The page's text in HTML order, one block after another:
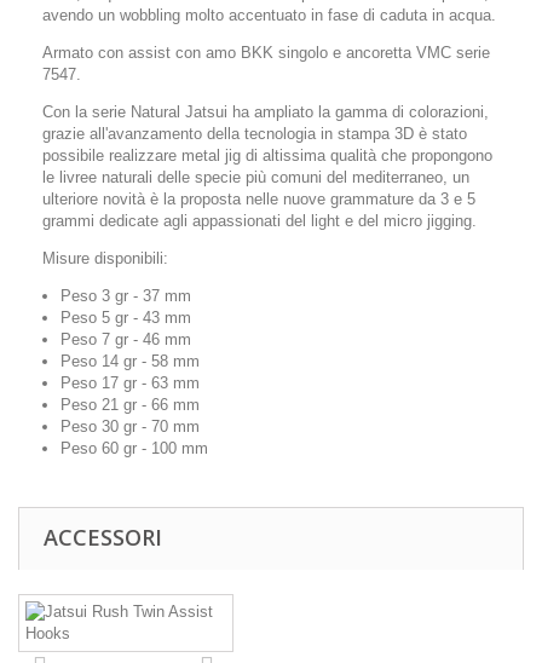
avendo un wobbling molto accentuato in fase di caduta in acqua.
Armato con assist con amo BKK singolo e ancoretta VMC serie
7547.
Con la serie Natural Jatsui ha ampliato la gamma di colorazioni,
grazie all'avanzamento della tecnologia in stampa 3D è stato
possibile realizzare metal jig di altissima qualità che propongono
le livree naturali delle specie più comuni del mediterraneo, un
ulteriore novità è la proposta nelle nuove grammature da 3 e 5
grammi dedicate agli appassionati del light e del micro jigging.
Misure disponibili:
Peso 3 gr - 37 mm
Peso 5 gr - 43 mm
Peso 7 gr - 46 mm
Peso 14 gr - 58 mm
Peso 17 gr - 63 mm
Peso 21 gr - 66 mm
Peso 30 gr - 70 mm
Peso 60 gr - 100 mm
ACCESSORI